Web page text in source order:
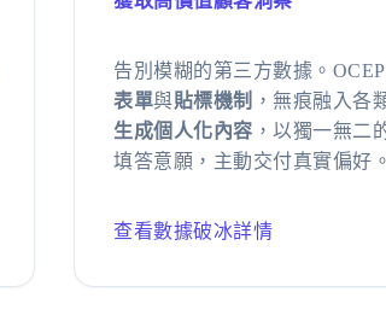
告別模糊的第三方數據。
表單與貼標機制 ，無痕融入各
生成個人化內容 ，以獨一無二
填答意願，主動交付真實偏好。
查看數據破冰詳情